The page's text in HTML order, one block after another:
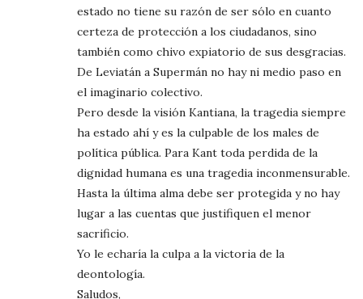
estado no tiene su razón de ser sólo en cuanto
certeza de protección a los ciudadanos, sino
también como chivo expiatorio de sus desgracias.
De Leviatán a Supermán no hay ni medio paso en
el imaginario colectivo.
Pero desde la visión Kantiana, la tragedia siempre
ha estado ahí y es la culpable de los males de
política pública. Para Kant toda perdida de la
dignidad humana es una tragedia inconmensurable.
Hasta la última alma debe ser protegida y no hay
lugar a las cuentas que justifiquen el menor
sacrificio.
Yo le echaría la culpa a la victoria de la
deontología.
Saludos,